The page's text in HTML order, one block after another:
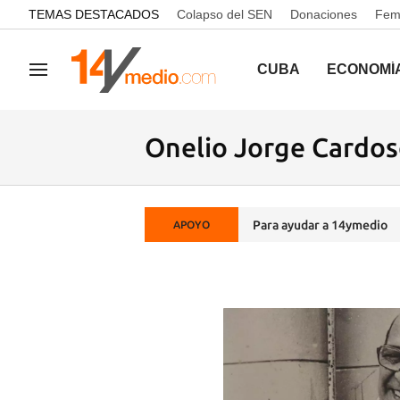
common.go-to-content
TEMAS DESTACADOS Colapso del SEN Donaciones
Navegación CUBA
Onelio Jorge
APOYO Para ayudar a 14ymedio